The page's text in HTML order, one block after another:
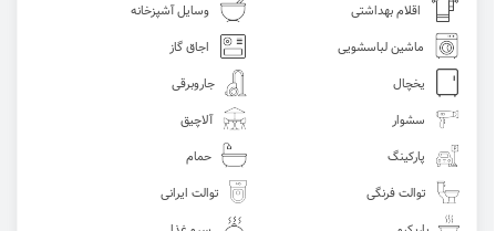
اقلام بهداشتی
وسایل آشپزخانه
ماشین لباسشویی
اجاق گاز
یخچال
جاروبرقی
سشوار
آلاچیق
پارکینگ
حمام
توالت فرنگی
توالت ایرانی